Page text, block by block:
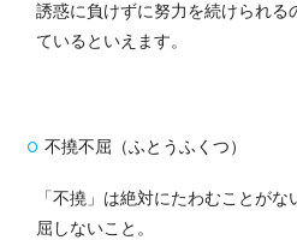
誘惑に負けずに努力を続けられる
ているといえます。
不撓不屈（ふとうふくつ）
「不撓」は絶対にたわむことがな
屈しないこと。